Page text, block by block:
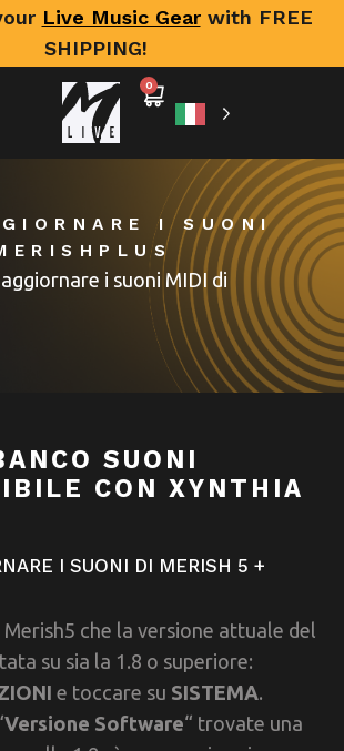
Live Music Gearwith FREE
SHIPPING!
0
I SUONI
i suoni MIDI di
SUONI
CON XYNTHIA
I SUONI DI MERISH 5 +
che la versione attuale del
su sia la 1.8 o superiore:
e toccare su SISTEMA.
Versione Software“ trovate una